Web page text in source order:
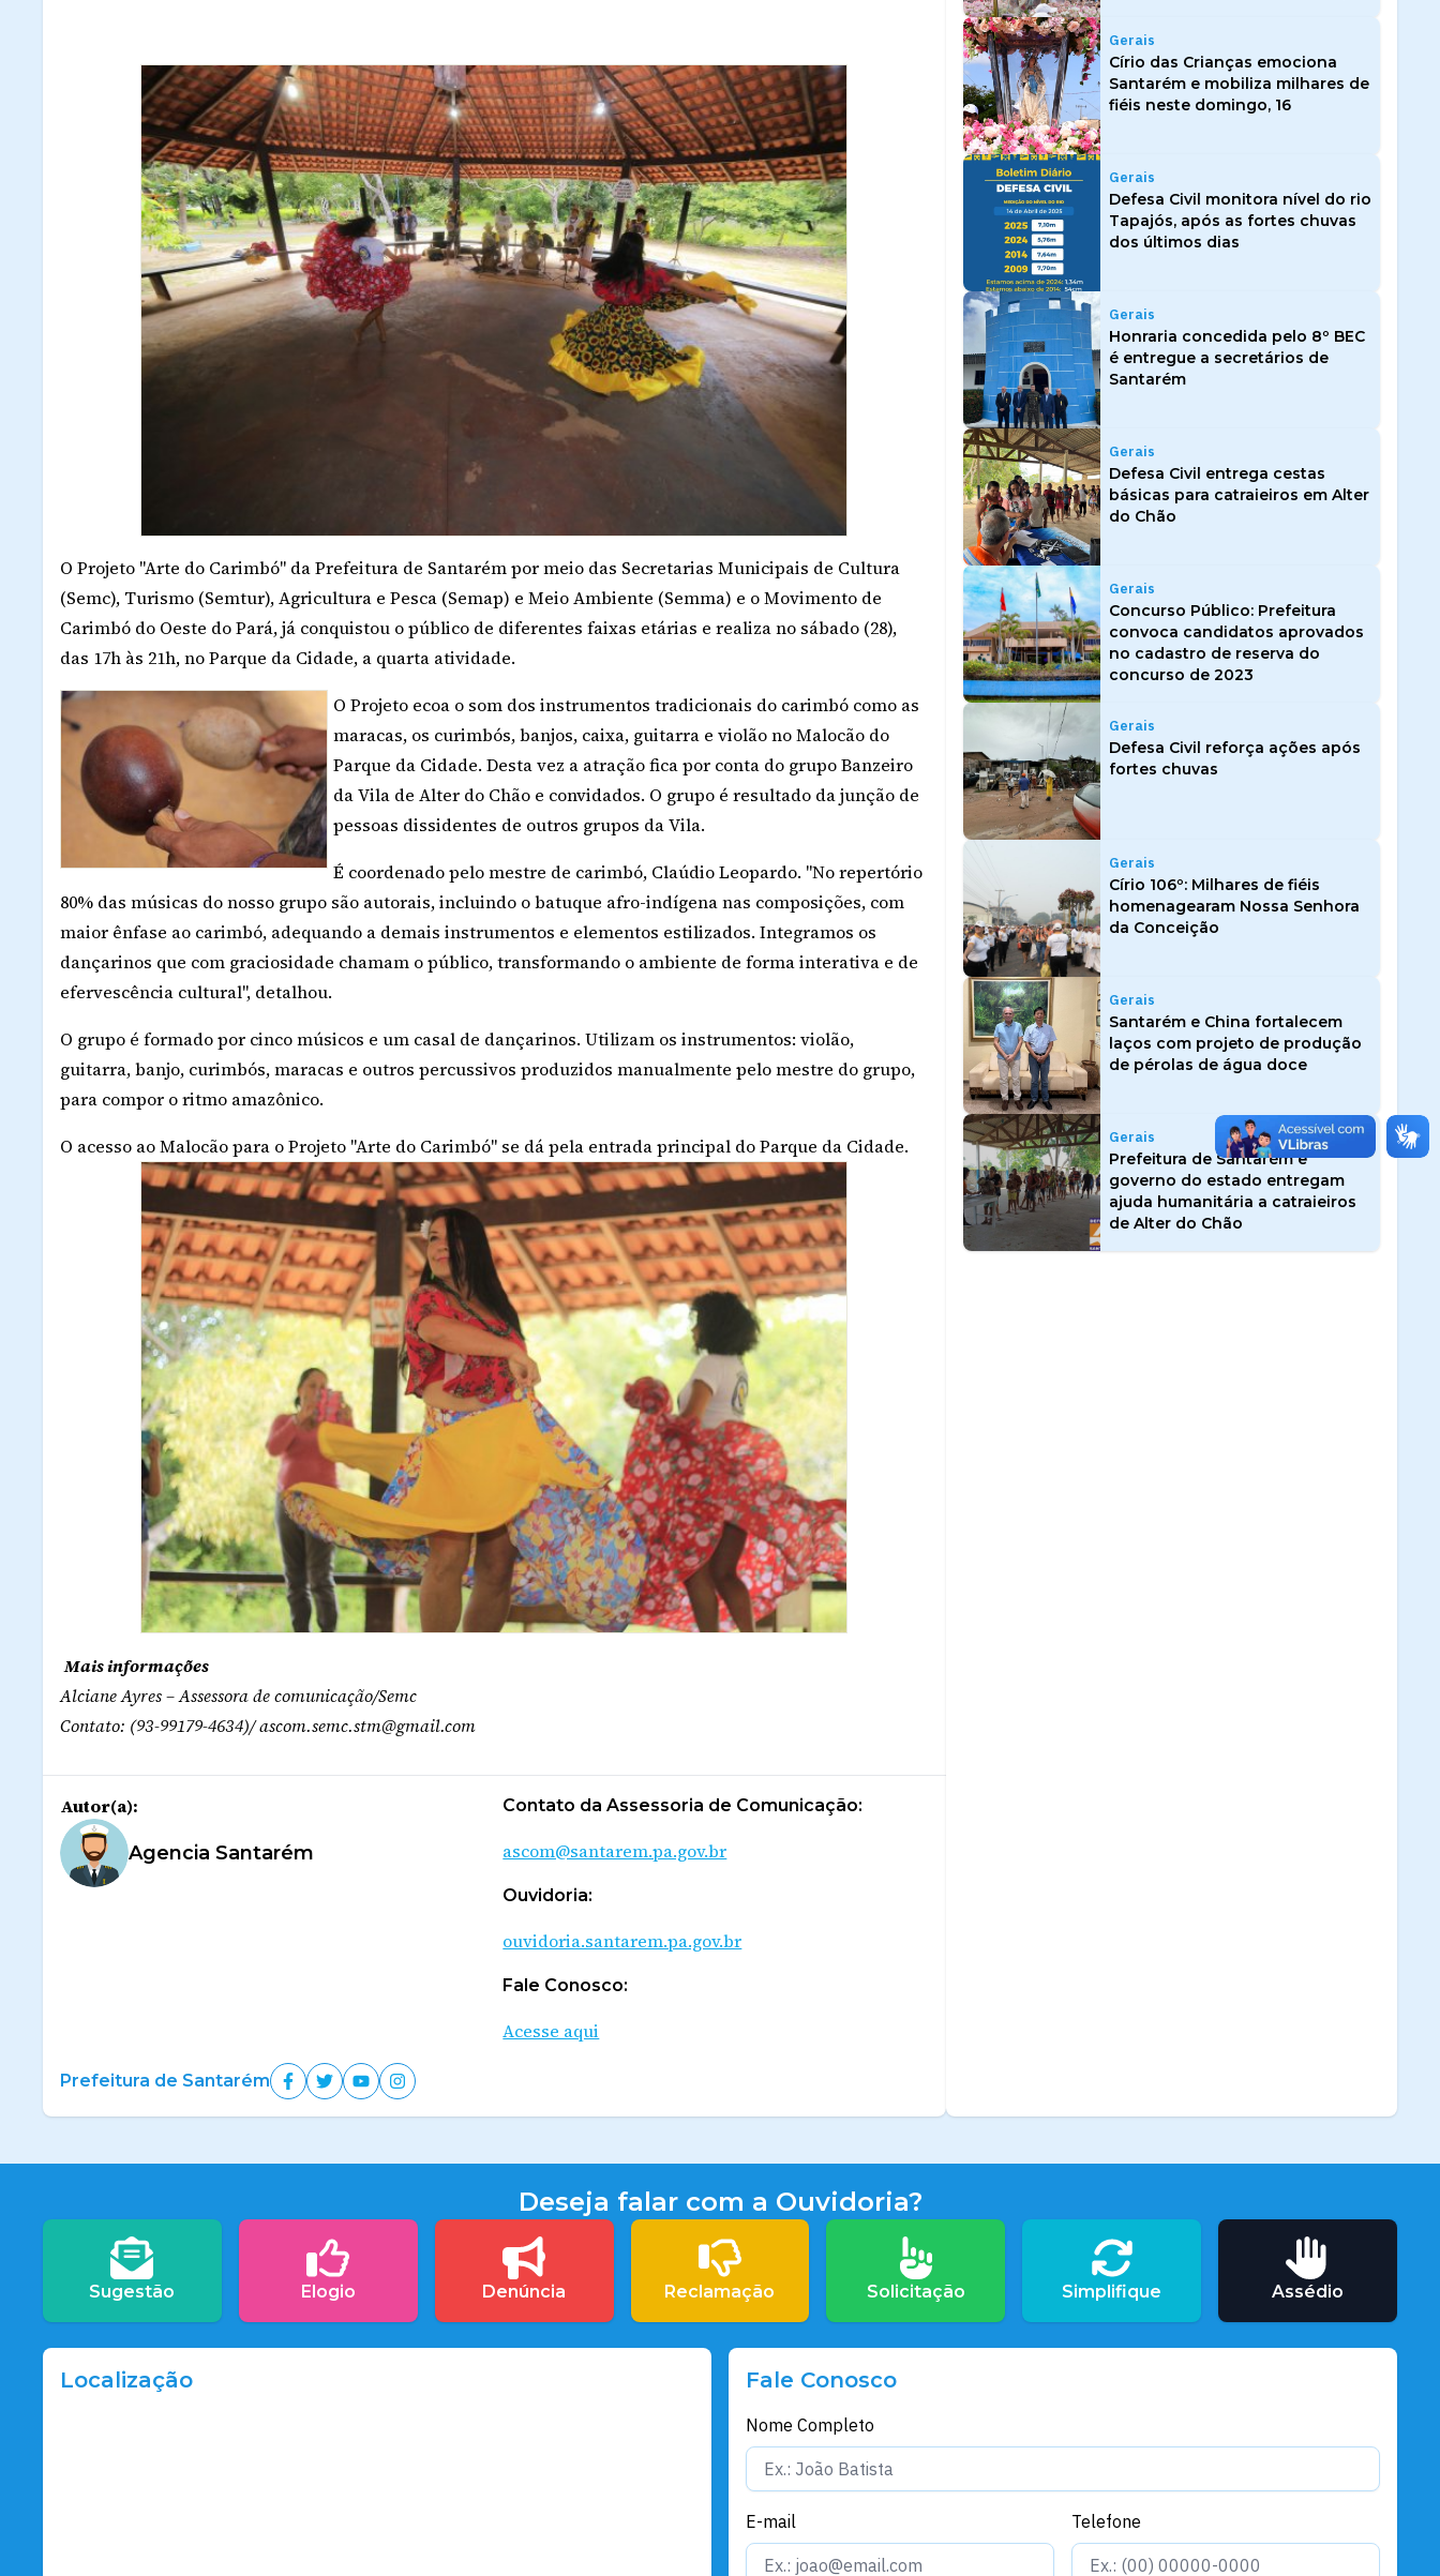
O Projeto "Arte do Carimbó" da Prefeitura de Santarém por meio das Secretarias Municipais de Cultura
(Semc), Turismo (Semtur), Agricultura e Pesca (Semap) e Meio Ambiente (Semma) e o Movimento de
Carimbó do Oeste do Pará, já conquistou o público de diferentes faixas etárias e realiza no sábado (28),
das 17h às 21h, no Parque da Cidade, a quarta atividade.
O Projeto ecoa o som dos instrumentos tradicionais do carimbó como as
maracas, os curimbós, banjos, caixa, guitarra e violão no Malocão do
Parque da Cidade. Desta vez a atração fica por conta do grupo Banzeiro
da Vila de Alter do Chão e convidados. O grupo é resultado da junção de
pessoas dissidentes de outros grupos da Vila.
É coordenado pelo mestre de carimbó, Claúdio Leopardo. "No repertório
80% das músicas do nosso grupo são autorais, incluindo o batuque afro-indígena nas composições, com
maior ênfase ao carimbó, adequando a demais instrumentos e elementos estilizados. Integramos os
dançarinos que com graciosidade chamam o público, transformando o ambiente de forma interativa e de
efervescência cultural", detalhou.
O grupo é formado por cinco músicos e um casal de dançarinos. Utilizam os instrumentos: violão,
guitarra, banjo, curimbós, maracas e outros percussivos produzidos manualmente pelo mestre do grupo,
para compor o ritmo amazônico.
O acesso ao Malocão para o Projeto "Arte do Carimbó" se dá pela entrada principal do Parque da Cidade.
Mais informações
Alciane Ayres – Assessora de comunicação/Semc
Contato: (93-99179-4634)/ ascom.semc.stm@gmail.com
Autor(a):
Agencia Santarém
Contato da Assessoria de Comunicação:
ascom@santarem.pa.gov.br
Ouvidoria:
ouvidoria.santarem.pa.gov.br
Fale Conosco:
Acesse aqui
Prefeitura de Santarém
Gerais
Círio das Crianças emociona
Santarém e mobiliza milhares de
fiéis neste domingo, 16
Gerais
Defesa Civil monitora nível do rio
Tapajós, após as fortes chuvas
dos últimos dias
Gerais
Honraria concedida pelo 8º BEC
é entregue a secretários de
Santarém
Gerais
Defesa Civil entrega cestas
básicas para catraieiros em Alter
do Chão
Gerais
Concurso Público: Prefeitura
convoca candidatos aprovados
no cadastro de reserva do
concurso de 2023
Gerais
Defesa Civil reforça ações após
fortes chuvas
Gerais
Círio 106º: Milhares de fiéis
homenagearam Nossa Senhora
da Conceição
Gerais
Santarém e China fortalecem
laços com projeto de produção
de pérolas de água doce
Gerais
Prefeitura de Santarém e
governo do estado entregam
ajuda humanitária a catraieiros
de Alter do Chão
Deseja falar com a Ouvidoria?
Sugestão Elogio Denúncia Reclamação Solicitação Simplifique Assédio
Localização Fale Conosco
Nome Completo
E-mail Telefone